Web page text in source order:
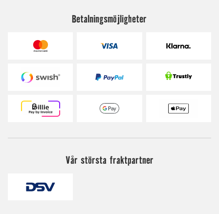
Betalningsmöjligheter
Vår största fraktpartner